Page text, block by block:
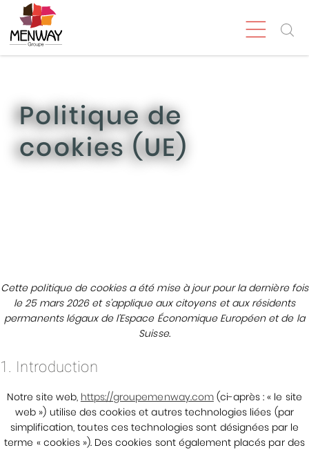
Politique de
cookies (UE)
Cette politique de cookies a été mise à jour pour la dernière fois
le 25 mars 2026 et s’applique aux citoyens et aux résidents
permanents légaux de l’Espace Économique Européen et de la
Suisse.
1. Introduction
Notre site web, https://groupemenway.com(ci-après : « le site
web ») utilise des cookies et autres technologies liées (par
simplification, toutes ces technologies sont désignées par le
terme « cookies »). Des cookies sont également placés par des